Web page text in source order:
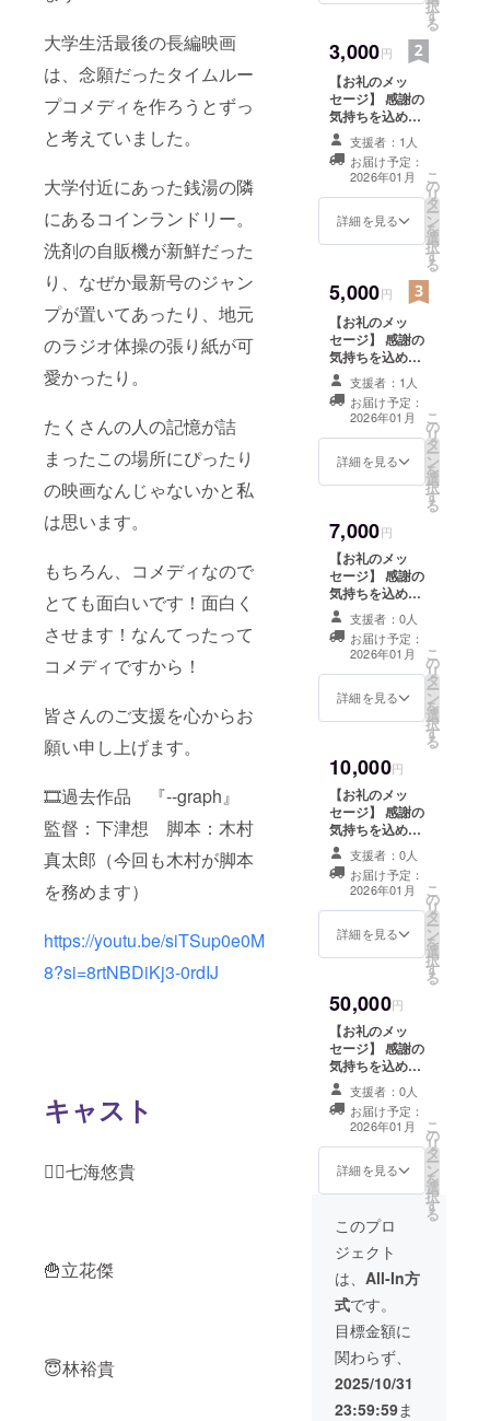
大学生活最後の長編映画
は、念願だったタイムルー
プコメディを作ろうとずっ
と考えていました。
大学付近にあった銭湯の隣
にあるコインランドリー。
洗剤の自販機が新鮮だった
り、なぜか最新号のジャン
プが置いてあったり、地元
のラジオ体操の張り紙が可
愛かったり。
たくさんの人の記憶が詰
まったこの場所にぴったり
の映画なんじゃないかと私
は思います。
もちろん、コメディなので
とても面白いです！面白く
させます！なんてったって
コメディですから！
皆さんのご支援を心からお
願い申し上げます。
🎞過去作品 『--graph』
監督：下津想 脚本：木村
真太郎（今回も木村が脚本
を務めます）
https://youtu.be/siTSup0e0M
8?si=8rtNBDiKj3-0rdIJ
キャスト
🏃‍♂️七海悠貴
🍟立花傑
😇林裕貴
法：お名前を文
字のみで掲載
（備考欄にご希
望のお名前をご
記入くださ
い。）
択
す
る
3,000円
【お礼のメッ
セージ】 感謝の
気持ちを込め
て、お礼のメッ
セージをお送り
します。 【お名
前掲載】 エンド
クレジットに、
支援者様のお名
法：お名前を文
字のみで掲載
（備考欄にご希
望のお名前をご
記入くださ
い。） 【限定オ
フショット写
真】 撮影時の出
演者のスチール
たします。 ・提
供方法：データ
支援者：1人
お届け予定：
2026年01月
詳細を見る
こ
の
リ
タ
ー
ン
を
選
択
す
る
5,000円
【お礼のメッ
セージ】 感謝の
気持ちを込め
て、お礼のメッ
セージをお送り
します。 【お名
前掲載】 エンド
クレジットに、
支援者様のお名
法：お名前を文
字のみで掲載
（備考欄にご希
望のお名前をご
記入くださ
い。） 【完成作
品の先行視聴リ
ンク（本編は60
分尺を予定して
おります。）】
一般公開前にリ
ンクをお送りい
供方法：メール
にURLを記載
支援者：1人
お届け予定：
2026年01月
詳細を見る
こ
の
リ
タ
ー
ン
を
選
択
す
る
7,000円
【お礼のメッ
セージ】 感謝の
気持ちを込め
て、お礼のメッ
セージをお送り
します。 【お名
前掲載】 エンド
クレジットに、
支援者様のお名
法：お名前を文
字のみで掲載
（備考欄にご希
望のお名前をご
記入くださ
い。） 【監督編
集のメイキング
映像（20〜30分
尺を予定してお
ります。）】 撮
影の裏側を監督
目線の編集で映
（進行によっ
て、お届けにお
時間をいただく
場合がございま
す。ご了承くだ
さい。） ・提供
方法：メールに
URLを記載
支援者：0人
お届け予定：
2026年01月
詳細を見る
こ
の
リ
タ
ー
ン
を
選
択
す
る
10,000円
【お礼のメッ
セージ】 感謝の
気持ちを込め
て、お礼のメッ
セージをお送り
します。 【お名
前掲載】 エンド
クレジットに、
支援者様のお名
法：お名前を文
字のみで掲載
（備考欄にご希
望のお名前をご
記入くださ
い。） 【先行視
聴リンク＋メイ
キング映像（本
編60分＋メイキ
ング20〜30分尺
を予定しており
ます。）】 完成
作品の先行視聴
リンクとメイキ
ング映像を両方
お送りいたしま
す。 （進行に
よって、お届け
にお時間をいた
だく場合がござ
います。ご了承
ください。） ・
提供方法：メー
ルにURLを記載
支援者：0人
お届け予定：
2026年01月
詳細を見る
こ
の
リ
タ
ー
ン
を
選
択
す
る
50,000円
【お礼のメッ
セージ】 感謝の
気持ちを込め
て、お礼のメッ
セージをお送り
します。 【お名
前掲載】 エンド
クレジットに、
貴団体・貴社名
メールをお送り
いたします。
支援者：0人
お届け予定：
2026年01月
詳細を見る
こ
の
リ
タ
ー
ン
を
選
択
す
る
このプロ
ジェクト
は、 All-In方
式です。
目標金額に
関わらず、
2025/10/31
23:59:59ま